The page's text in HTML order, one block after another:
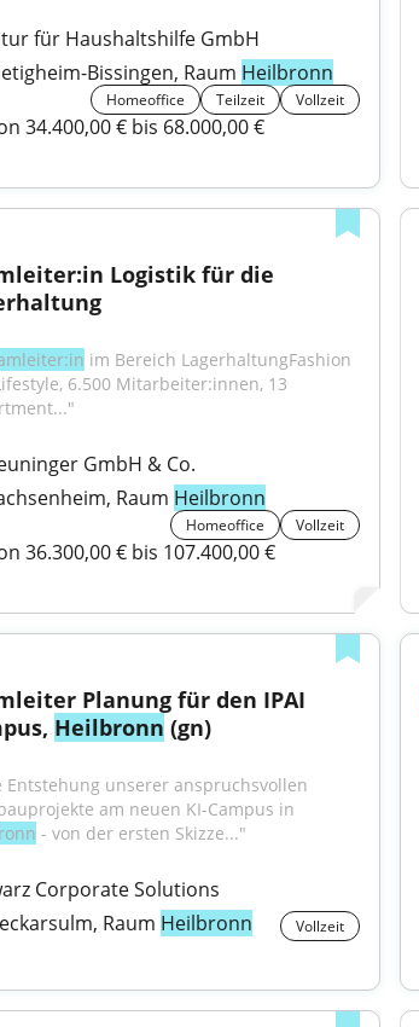
für Haushaltshilfe GmbH
Bissingen, Raum Heilbronn
Homeoffice Teilzeit Vollzeit
34.400,00 € bis 68.000,00 €
Logistik für die
im Bereich LagerhaltungFashion
6.500 Mitarbeiter:innen, 13
GmbH & Co.
Raum Heilbronn
Homeoffice Vollzeit
36.300,00 € bis 107.400,00 €
Planung für den IPAI
Heilbronn (gn)
Entstehung unserer anspruchsvollen
- von der ersten Skizze..."
Corporate Solutions
Raum Heilbronn Vollzeit